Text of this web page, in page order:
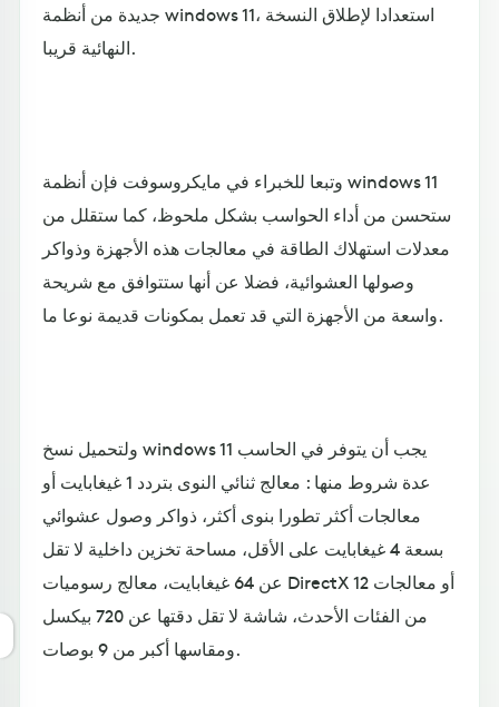
جديدة من أنظمة windows 11، استعدادا لإطلاق النسخة
النهائية قريبا.
وتبعا للخبراء في مايكروسوفت فإن أنظمة windows 11
ستحسن من أداء الحواسب بشكل ملحوظ، كما ستقلل من
معدلات استهلاك الطاقة في معالجات هذه الأجهزة وذواكر
وصولها العشوائية، فضلا عن أنها ستتوافق مع شريحة
واسعة من الأجهزة التي قد تعمل بمكونات قديمة نوعا ما.
ولتحميل نسخ windows 11 يجب أن يتوفر في الحاسب
عدة شروط منها : معالج ثنائي النوى بتردد 1 غيغابايت أو
معالجات أكثر تطورا بنوى أكثر، ذواكر وصول عشوائي
بسعة 4 غيغابايت على الأقل، مساحة تخزين داخلية لا تقل
عن 64 غيغابايت، معالج رسوميات DirectX 12 أو معالجات
من الفئات الأحدث، شاشة لا تقل دقتها عن 720 بيكسل
ومقاسها أكبر من 9 بوصات.